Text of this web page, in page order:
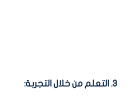
3. التعلم من خلال التجربة: